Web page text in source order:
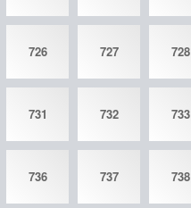
726 727 728
731 732 733
736 737 738